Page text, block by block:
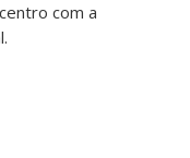
com a